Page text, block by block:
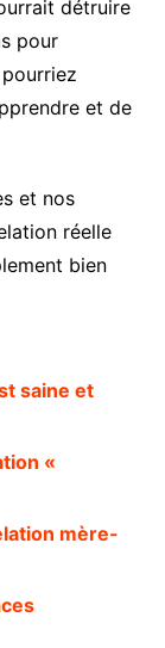
détruire
pour
et de
et nos
réelle
bien
saine et
«
mère-